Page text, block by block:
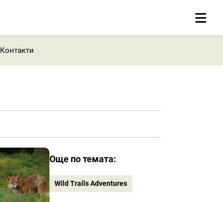
Контакти
Още по темата:
Wild Trails Adventures